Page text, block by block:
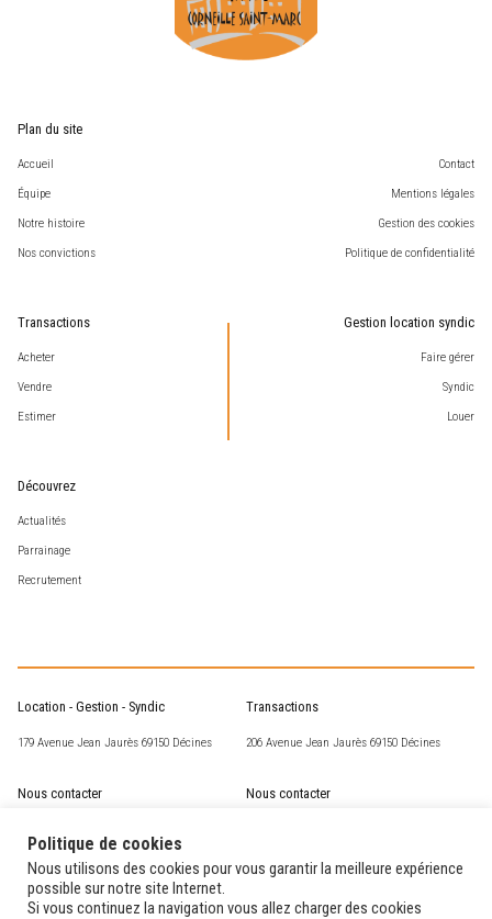
Plan du site
Accueil Contact
Équipe Mentions légales
Notre histoire Gestion des cookies
Nos convictions Politique de confidentialité
Transactions
Acheter
Vendre
Estimer
Gestion location syndic
Faire gérer
Syndic
Louer
Découvrez
Actualités
Parrainage
Recrutement
Location - Gestion - Syndic
179 Avenue Jean Jaurès 69150 Décines
Transactions
206 Avenue Jean Jaurès 69150 Décines
Nous contacter
04 72 02 63 93
Nous contacter
04 78 49 15 60
Nos horaires Nos horaires
Politique de cookies
Nous utilisons des cookies pour vous garantir la meilleure expérience
possible sur notre site Internet.
Si vous continuez la navigation vous allez charger des cookies